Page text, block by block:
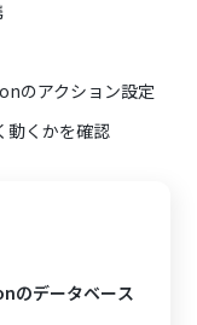
のアクション設定
動くかを確認
のデータベース